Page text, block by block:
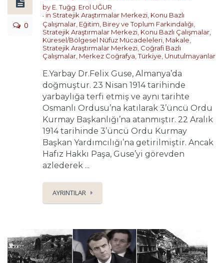
0
by E. Tuğg. Erol UĞUR
in Stratejik Araştırmalar Merkezi Konu Bazlı
Çalışmalar Eğitim, Birey ve Toplum Farkındalığı
Stratejik Araştırmalar Merkezi Konu Bazlı Çalışmalar
Küresel/Bölgesel Nüfuz Mücadeleleri Makale
Stratejik Araştırmalar Merkezi Coğrafi Bazlı
Çalışmalar Merkez Coğrafya ,Türkiye Unutulmayanlar
E.Yarbay Dr.Felix Guse, Almanya’da
doğmuştur. 23 Nisan 1914 tarihinde
yarbaylığa terfi etmiş ve aynı tarihte
Osmanlı Ordusu’na katılarak 3’üncü Ordu
Kurmay Başkanlığı’na atanmıştır. 22 Aralık
1914 tarihinde 3’üncü Ordu Kurmay
Başkan Yardımcılığı’na getirilmiştir. Ancak
Hafız Hakkı Paşa, Guse’yi görevden
azlederek ...
AYRINTILAR